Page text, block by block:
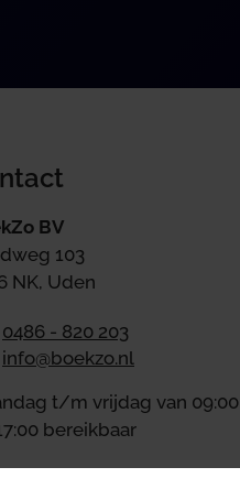
BV
103
NK, Uden
0486 - 820 203
info@boekzo.nl
t/m vrijdag van 09:00
bereikbaar